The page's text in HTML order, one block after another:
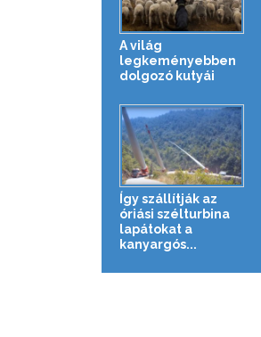
A világ
legkeményebben
dolgozó kutyái
Így szállítják az
óriási szélturbina
lapátokat a
kanyargós...